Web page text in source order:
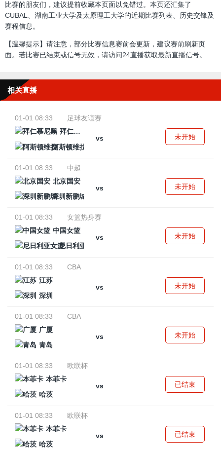
比赛的朋友们，建议提前收藏本页面以免错过。本页还汇集了
CUBAL、湖南工业大学及太原理工大学的近期比赛列表、历史交锋及
赛程信息。
【温馨提示】请注意，部分比赛信息赛前会更新，建议赛前刷新页
面。若比赛已结束或信号无效，请访问24直播获取最新直播信号。
相关直播
01-01 08:33
足球友谊赛
拜仁慕尼黑
vs
阿斯顿维拉
未开始
01-01 08:33
中超
北京国安
vs
深圳新鹏城
未开始
01-01 08:33
女篮热身赛
中国女篮
vs
尼日利亚女篮
未开始
01-01 08:33
CBA
江苏
vs
深圳
未开始
01-01 08:33
CBA
广厦
vs
青岛
未开始
01-01 08:33
欧联杯
本菲卡
vs
哈茨
已结束
01-01 08:33
欧联杯
本菲卡
vs
哈茨
已结束